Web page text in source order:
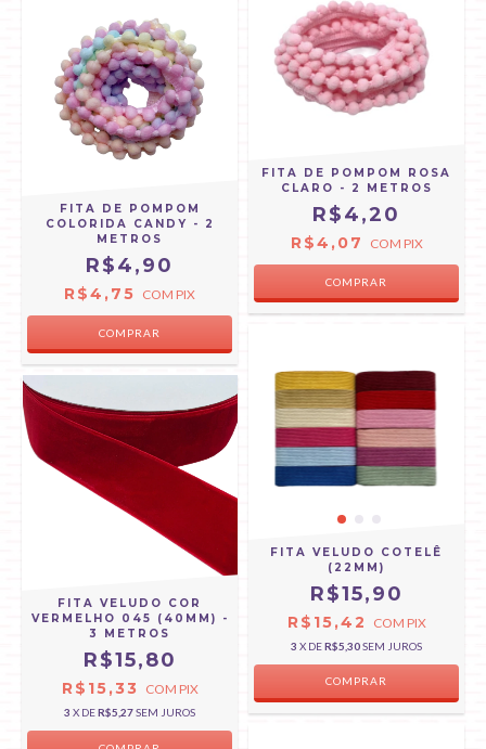
FITA DE POMPOM
COLORIDA CANDY - 2
METROS
R$4,90
R$4,75 COM PIX
FITA DE POMPOM ROSA
CLARO - 2 METROS
R$4,20
R$4,07 COM PIX
FITA VELUDO COR
VERMELHO 045 (40MM) -
3 METROS
R$15,80
R$15,33 COM PIX
3 X DER$5,27SEM JUROS
FITA VELUDO COTELÊ
(22MM)
R$15,90
R$15,42 COM PIX
3 X DER$5,30SEM JUROS
COMPRAR